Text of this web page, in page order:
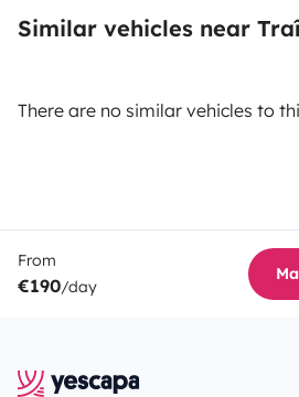
Similar vehicles near
There are no similar vehicles to
From
€190/day